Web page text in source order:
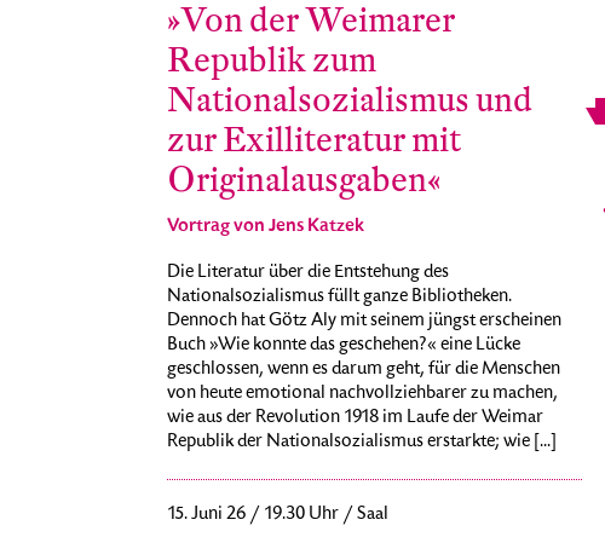
»Von der Weimarer
Republik zum
Nationalsozialismus und
zur Exilliteratur mit
Originalausgaben«
Vortrag von Jens Katzek
Die Literatur über die Entstehung des
Nationalsozialismus füllt ganze Bibliotheken.
Dennoch hat Götz Aly mit seinem jüngst erscheinen
Buch »Wie konnte das geschehen?« eine Lücke
geschlossen, wenn es darum geht, für die Menschen
von heute emotional nachvollziehbarer zu machen,
wie aus der Revolution 1918 im Laufe der Weimar
Republik der Nationalsozialismus erstarkte; wie [...]
15. Juni 26 / 19.30 Uhr / Saal